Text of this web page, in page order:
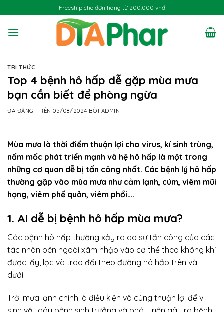
đến
nội
Freeship cho đơn hàng từ 200.000 vnđ
TRI THỨC
Top 4 bệnh hô hấp dễ gặp mùa mưa
bạn cần biết để phòng ngừa
ĐÃ ĐĂNG TRÊN05/08/2024 BỞI ADMIN
Mùa mưa là thời điểm thuận lợi cho virus, kí sinh trùng,
nấm mốc phát triển mạnh và hệ hô hấp là một trong
những cơ quan dễ bị tấn công nhất. Các bệnh lý hô hấp
thường gặp vào mùa mưa như cảm lạnh, cúm, viêm mũi
họng, viêm phế quản, viêm phổi….
1. Ai dễ bị bệnh hô hấp mùa mưa?
Các bệnh hô hấp thường xảy ra do sự tấn công của các
tác nhân bên ngoài xâm nhập vào cơ thể theo không khí
được lấy, lọc và trao đổi theo đường hô hấp trên và
dưới.
Trời mưa lạnh chính là điều kiện vô cùng thuận lợi để vi
sinh vật gây bệnh sinh trưởng và phát triển gây ra bệnh